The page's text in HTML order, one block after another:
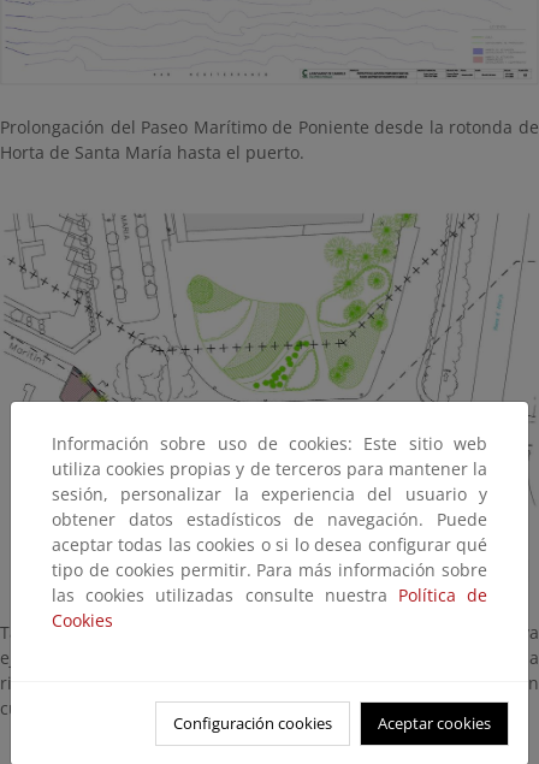
Prolongación del Paseo Marítimo de Poniente desde la rotonda de
Horta de Santa María hasta el puerto.
También se pretende el equipamiento del tramo de paseo ya
ejecutado que transcurre desde la riera de Riudecanyes hasta la
riera d’Alforja, y que en el proyecto ejecutado no se tubo en
cuenta.
Información sobre uso de cookies: Este sitio web
utiliza cookies propias y de terceros para mantener la
sesión, personalizar la experiencia del usuario y
obtener datos estadísticos de navegación. Puede
aceptar todas las cookies o si lo desea configurar qué
tipo de cookies permitir. Para más información sobre
las cookies utilizadas consulte nuestra Política de
Cookies
Configuración cookies Aceptar cookies